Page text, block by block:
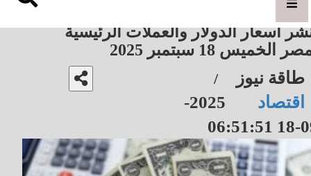
أسعار الدولار والعملات الرئيسية
الخميس 18 سبتمبر 2025
طاقة نيوز /
اقتصاد
2025-
09-18